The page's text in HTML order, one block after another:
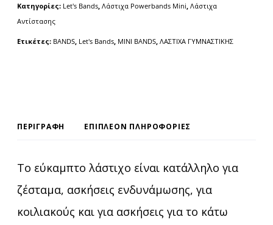
Κατηγορίες: Let's Bands Λάστιχα Powerbands Mini Λάστιχα
Αντίστασης
Ετικέτες: BANDS Let's Bands MINI BANDS ΛΑΣΤΙΧΑ ΓΥΜΝΑΣΤΙΚΗΣ
ΠΕΡΙΓΡΑΦΉ ΕΠΙΠΛΈΟΝ ΠΛΗΡΟΦΟΡΊΕΣ
Το εύκαμπτο λάστιχο είναι κατάλληλο για
ζέσταμα, ασκήσεις ενδυνάμωσης, για
κοιλιακούς και για ασκήσεις για το κάτω